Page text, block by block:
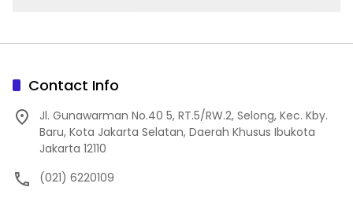
Contact Info
Jl. Gunawarman No.40 5, RT.5/RW.2, Selong, Kec. Kby.
Baru, Kota Jakarta Selatan, Daerah Khusus Ibukota
Jakarta 12110
(021) 6220109